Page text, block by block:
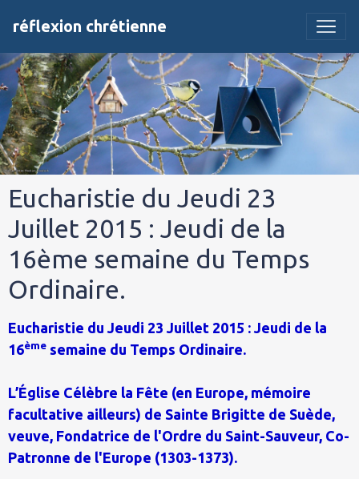
réflexion chrétienne
Eucharistie du Jeudi 23
Juillet 2015 : Jeudi de la
16ème semaine du Temps
Ordinaire.
Eucharistie du Jeudi 23 Juillet 2015 : Jeudi de la
16ème semaine du Temps Ordinaire.
L’Église Célèbre la Fête (en Europe, mémoire
facultative ailleurs) de Sainte Brigitte de Suède,
veuve, Fondatrice de l'Ordre du Saint-Sauveur, Co-
Patronne de l'Europe (1303-1373).